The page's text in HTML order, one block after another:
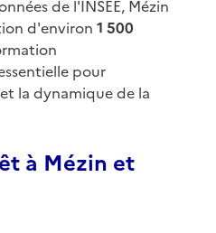
de l'INSEE, Mézin
d'environ 1 500
pour
la dynamique de la
à Mézin et